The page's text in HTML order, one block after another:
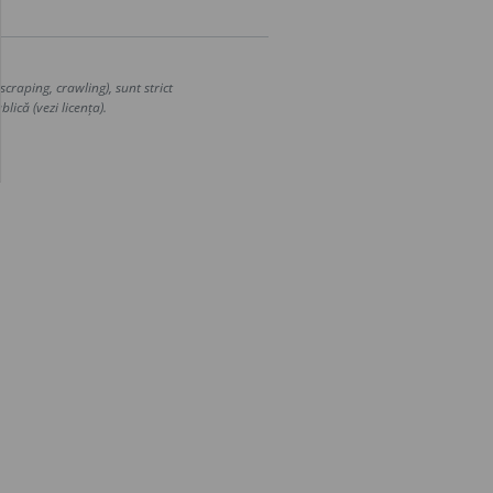
crawling), sunt strict
(vezi licența).